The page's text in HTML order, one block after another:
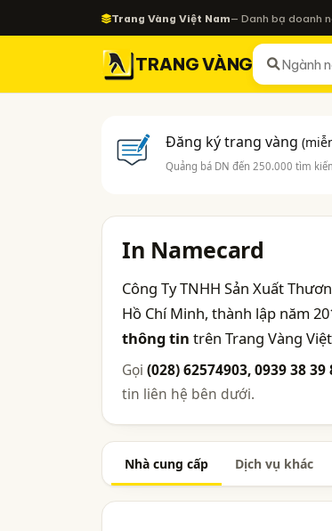
Trang Vàng Việt Nam— Danh bạ doanh
TRANG VÀNG
Đăng ký trang vàng
Quảng bá DN đến 250.000 tìm
In Namecard
Công Ty TNHH Sản Xuất
Hồ Chí Minh, thành lập năm
thông tin trên Trang Vàng
Gọi (028) 62574903, 0939 38 39
tin liên hệ bên dưới.
Nhà cung cấp Dịch vụ khác